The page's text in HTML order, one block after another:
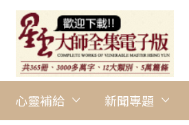
心靈補給 新聞專題